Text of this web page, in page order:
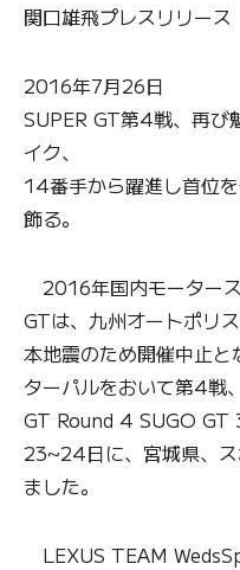
関口雄飛プレスリリース
2016年7月26日
SUPER GT第4戦、再び
イク、
14番手から躍進し首位
飾る。
2016年国内モーター
GTは、九州オートポリ
本地震のため開催中止
ターパルをおいて第4戦
GT Round 4 SUGO GT
23~24日に、宮城県、
ました。
LEXUS TEAM